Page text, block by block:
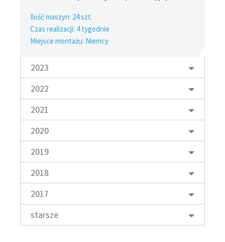
Ilość maszyn: 24 szt.
Czas realizacji: 4 tygodnie
Miejsce montażu: Niemcy
2023
2022
2021
2020
2019
2018
2017
starsze